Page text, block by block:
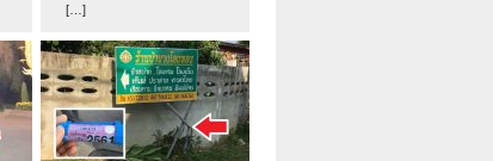
[…]